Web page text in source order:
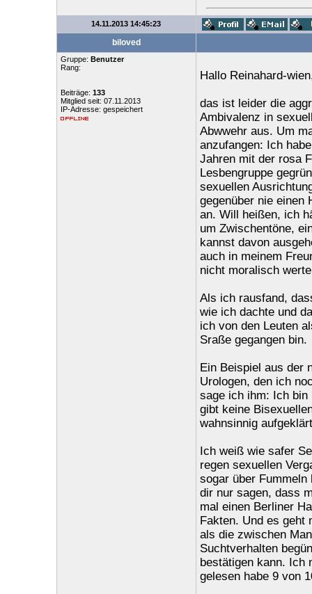
14.11.2013 14:45:23
biloved
Gruppe: Benutzer
Rang:
Beiträge: 133
Mitglied seit: 07.11.2013
IP-Adresse: gespeichert
Hallo Reinahard-
das ist leider die
Ambivalenz in
Abwwehr aus. Um
anzufangen: Ich
Jahren mit der rosa
Lesbengruppe
sexuellen
gegenüber nie einen
an. Will heißen, ich
um Zwischentöne,
kannst davon
auch in meinem
nicht moralisch
Als ich rausfand,
wie ich dachte und
ich von den Leuten
Sraße gegangen bin.
Ein Beispiel aus der
Urologen, den ich
sage ich ihm: Ich
gibt keine
wahnsinnig
Ich weiß wie safer
regen sexuellen
sogar über
dir nur sagen, dass
mal einen Berliner
Fakten. Und es geht
als die zwischen
Suchtverhalten
bestätigen kann. Ich
gelesen habe 9 von